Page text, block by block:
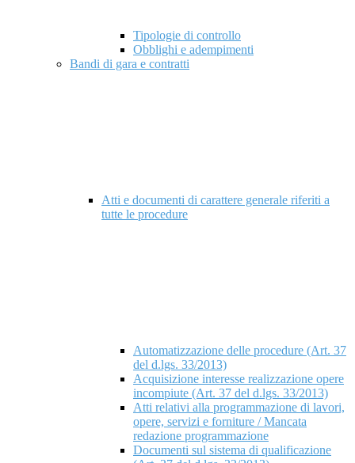
Tipologie di controllo
Obblighi e adempimenti
Bandi di gara e contratti
Atti e documenti di carattere generale riferiti a
tutte le procedure
Automatizzazione delle procedure (Art. 37
del d.lgs. 33/2013)
Acquisizione interesse realizzazione opere
incompiute (Art. 37 del d.lgs. 33/2013)
Atti relativi alla programmazione di lavori,
opere, servizi e forniture / Mancata
redazione programmazione
Documenti sul sistema di qualificazione